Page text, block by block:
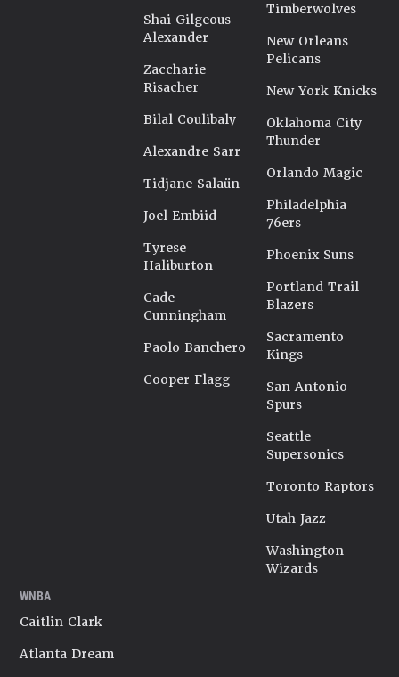
Shai Gilgeous-
Alexander
Zaccharie
Risacher
Bilal Coulibaly
Alexandre Sarr
Tidjane Salaün
Joel Embiid
Tyrese
Haliburton
Cade
Cunningham
Paolo Banchero
Cooper Flagg
Timberwolves
New Orleans
Pelicans
New York Knicks
Oklahoma City
Thunder
Orlando Magic
Philadelphia
76ers
Phoenix Suns
Portland Trail
Blazers
Sacramento
Kings
San Antonio
Spurs
Seattle
Supersonics
Toronto Raptors
Utah Jazz
Washington
Wizards
WNBA
Caitlin Clark
Atlanta Dream